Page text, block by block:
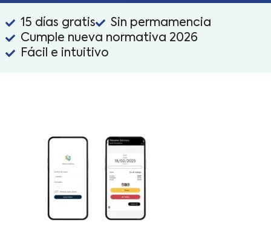
15 días gratis
Sin permamencia
Cumple nueva normativa 2026
Fácil e intuitivo